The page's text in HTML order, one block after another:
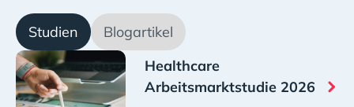
Studien
Blogartikel
Healthcare
Arbeitsmarktstudie 2026